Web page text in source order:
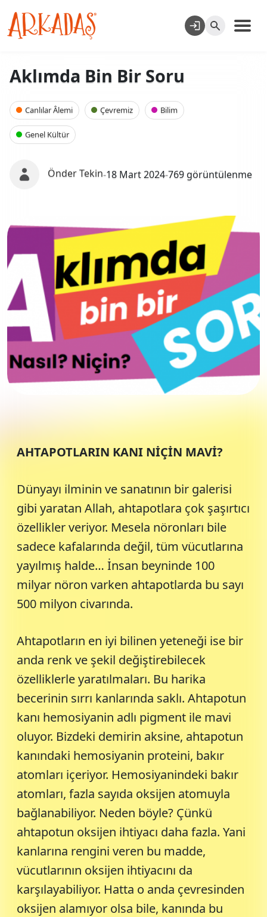
Aklımda Bin Bir Soru
Canlılar Âlemi Çevremiz Bilim
Genel Kültür
Önder Tekin-18 Mart 2024-769 görüntülenme
AHTAPOTLARIN KANI NİÇİN MAVİ?
Dünyayı ilminin ve sanatının bir galerisi
gibi yaratan Allah, ahtapotlara çok şaşırtıcı
özellikler veriyor. Mesela nöronları bile
sadece kafalarında değil, tüm vücutlarına
yayılmış halde… İnsan beyninde 100
milyar nöron varken ahtapotlarda bu sayı
500 milyon civarında.
Ahtapotların en iyi bilinen yeteneği ise bir
anda renk ve şekil değiştirebilecek
özelliklerle yaratılmaları. Bu harika
becerinin sırrı kanlarında saklı. Ahtapotun
kanı hemosiyanin adlı pigment ile mavi
oluyor. Bizdeki demirin aksine, ahtapotun
kanındaki hemosiyanin proteini, bakır
atomları içeriyor. Hemosiyanindeki bakır
atomları, fazla sayıda oksijen atomuyla
bağlanabiliyor. Neden böyle? Çünkü
ahtapotun oksijen ihtiyacı daha fazla. Yani
kanlarına rengini veren bu madde,
vücutlarının oksijen ihtiyacını da
karşılayabiliyor. Hatta o anda çevresinden
oksijen alamıyor olsa bile, kanında bu